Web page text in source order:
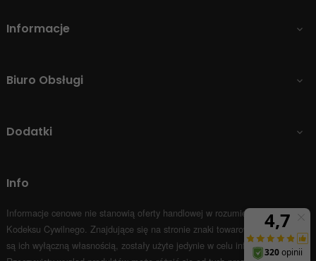
Informacje 
Biuro Obsługi 
Dodatki 
Info
Informacje cenowe nie stanowią oferty handlowej w rozumieniu Art.66 par.1
Kodeksu Cywilnego. Znajdujące się na stronie znaki towarowe i nazwy firm
są ich wyłączną własnością, zostały użyte jedynie w celu informacyjnym.